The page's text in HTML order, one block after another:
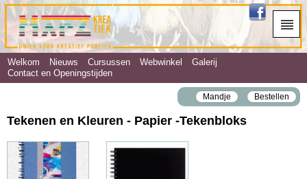
Welkom Nieuws Cursussen Webwinkel
Galerij
Contact en Openingstijden
Mandje Bestellen
Tekenen en Kleuren - Papier ‐Tekenbloks